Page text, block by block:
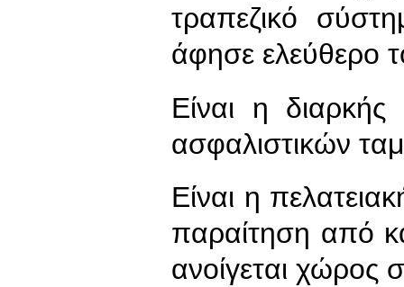
τραπεζικό
άφησε ελεύθερο
Είναι η
ασφαλιστικών
Είναι η
παραίτηση από
ανοίγεται χώρος